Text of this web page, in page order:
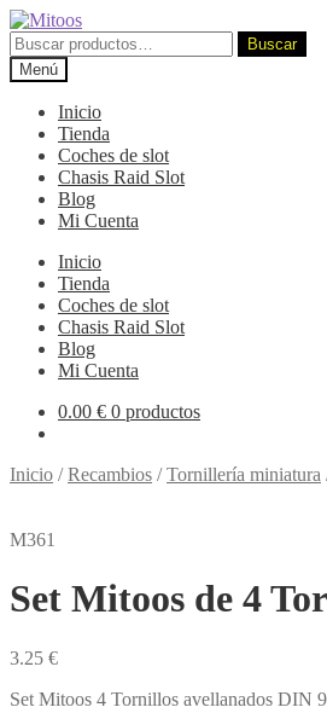
Ir
a
la
navegación
Ir
al
contenido
Buscar
por:
Buscar
Menú
Inicio
Tienda
Coches de slot
Chasis Raid Slot
Blog
Mi Cuenta
Inicio
Tienda
Coches de slot
Chasis Raid Slot
Blog
Mi Cuenta
0.00 € 0 productos
Inicio /Recambios /Tornillería miniatura
M361
Set Mitoos de 4
3.25 €
Set Mitoos 4 Tornillos avellanados DIN